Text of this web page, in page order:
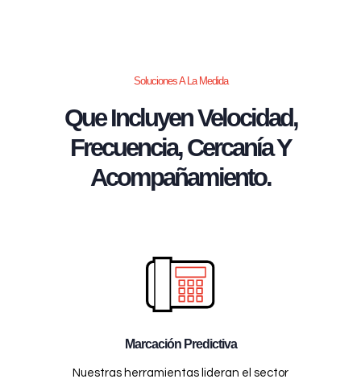
Soluciones A La Medida
Que Incluyen Velocidad,
Frecuencia, Cercanía Y
Acompañamiento.
Marcación Predictiva
Nuestras herramientas lideran el sector